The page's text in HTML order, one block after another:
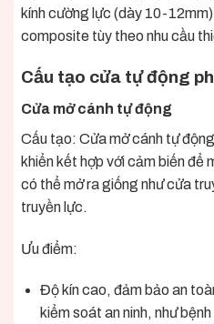
kính cường lực (dày 10-
composite tùy theo nhu cầu
Cấu tạo cửa tự động
Cửa mở cánh tự động
Cấu tạo: Cửa mở cánh tự
khiển kết hợp với cảm biến để
có thể mở ra giống như cửa
truyền lực.
Ưu điểm:
Độ kín cao, đảm bảo an
kiểm soát an ninh, như